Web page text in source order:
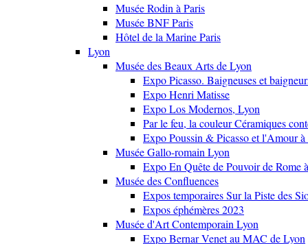
Musée Rodin à Paris
Musée BNF Paris
Hôtel de la Marine Paris
Lyon
Musée des Beaux Arts de Lyon
Expo Picasso. Baigneuses et
Expo Henri Matisse
Expo Los Modernos, Lyon
Par le feu, la couleur Céramiques
Expo Poussin & Picasso et l'Amour
Musée Gallo-romain Lyon
Expo En Quête de Pouvoir de Rome
Musée des Confluences
Expos temporaires Sur la Piste des
Expos éphémères 2023
Musée d'Art Contemporain Lyon
Expo Bernar Venet au MAC de Lyon